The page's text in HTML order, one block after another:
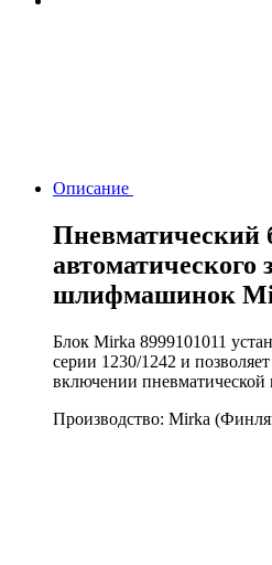
Описание
Пневматический
автоматического
шлифмашинок
Блок Mirka 8999101011
серии 1230/1242 и
включении
Производство: Mirka